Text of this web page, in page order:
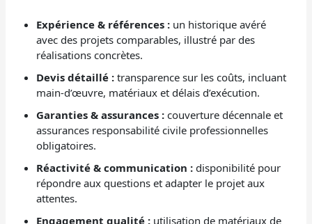
Expérience & références : un historique avéré
avec des projets comparables, illustré par des
réalisations concrètes.
Devis détaillé : transparence sur les coûts, incluant
main-d’œuvre, matériaux et délais d’exécution.
Garanties & assurances : couverture décennale et
assurances responsabilité civile professionnelles
obligatoires.
Réactivité & communication : disponibilité pour
répondre aux questions et adapter le projet aux
attentes.
Engagement qualité : utilisation de matériaux de